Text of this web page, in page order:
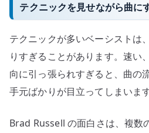
テクニックを見せながら曲に
テクニックが多いベーシストは
りすぎることがあります。速い
向に引っ張られすぎると、曲の
手元ばかりが目立ってしまいます
Brad Russell の面白さは、複数